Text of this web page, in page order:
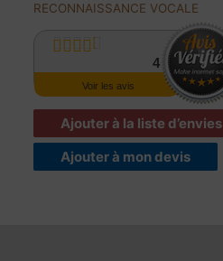
RECONNAISSANCE VOCALE
4
Avis
Voir les avis
Ajouter à la liste d’envies
Ajouter à mon devis